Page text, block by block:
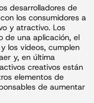
desarrolladores de
los consumidores a
y atractivo. Los
de una aplicación, el
los videos, cumplen
y, en última
creativos están
elementos de
de aumentar